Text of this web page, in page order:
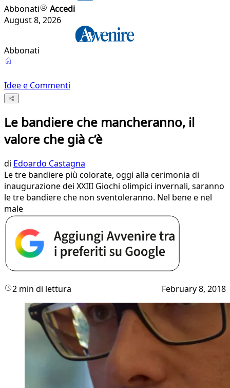
Abbonati
Accedi
August 8, 2026
Abbonati
Idee e Commenti
Le bandiere che mancheranno, il
valore che già c’è
di Edoardo Castagna
Le tre bandiere più colorate, oggi alla cerimonia di
inaugurazione dei XXIII Giochi olimpici invernali, saranno
le tre bandiere che non sventoleranno. Nel bene e nel
male
2 min di lettura February 8, 2018